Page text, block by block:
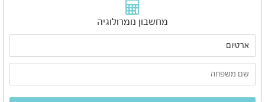
מחשבון נומרולוגיה